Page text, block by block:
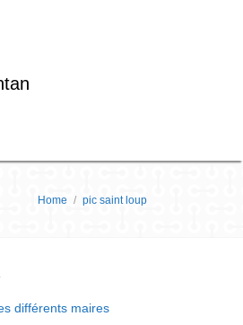
Home / pic saint loup
différents maires